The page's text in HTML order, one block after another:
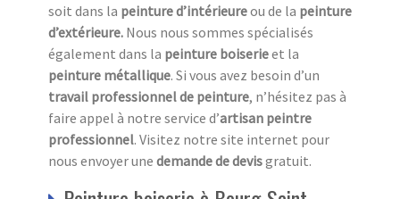
soit dans la peinture d’intérieureou de la peinture
d’extérieure. Nous nous sommes spécialisés
également dans la peinture boiserieet la
peinture métallique. Si vous avez besoin d’un
travail professionnel de peinture, n’hésitez pas à
faire appel à notre service d’artisan peintre
professionnel. Visitez notre site internet pour
nous envoyer une demande de devisgratuit.